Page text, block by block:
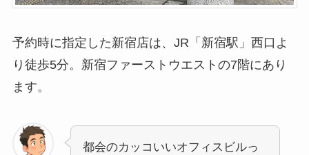
予約時に指定した新宿店は、JR「新宿駅」西口よ
り徒歩5分。新宿ファーストウエストの7階にあり
ます。
都会のカッコいいオフィスビルっ